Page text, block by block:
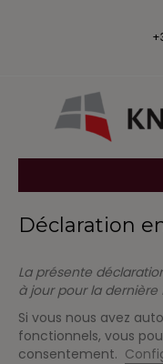
Déclaration
La présente
à jour pour la dernière
Si vous nous avez
fonctionnels, vous
consentement.